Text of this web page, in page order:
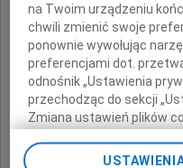
17 grudnia 2024 r., przeżywszy
Mieszczański Wychowany w
na Twoim urządzeniu
chwili zmienić swoje
ponownie wywołując
preferencjami dot.
odnośnik „Ustawienia
przechodząc do sekcji
Zmiana ustawień plików